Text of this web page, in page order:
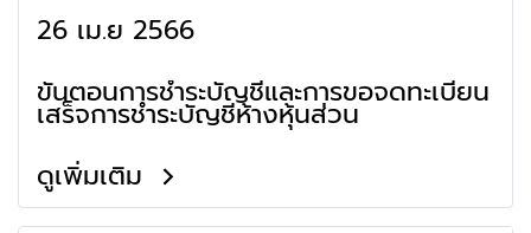
26 เม.ย 2566
ขั้นตอนการชำระบัญชีและการขอจดทะเบียน
เสร็จการชำระบัญชีห้างหุ้นส่วน
ดูเพิ่มเติม